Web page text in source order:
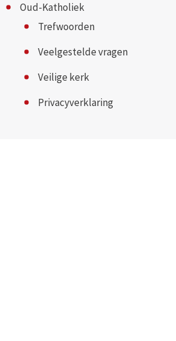
Oud-Katholiek
Trefwoorden
Veelgestelde vragen
Veilige kerk
Privacyverklaring